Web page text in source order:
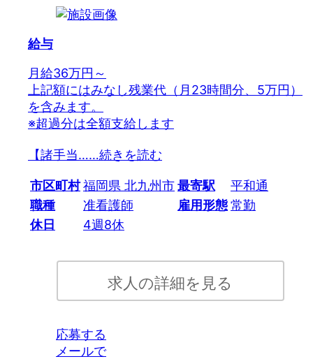
給与
月給36万円～
上記額にはみなし残業代（月23時間分、5万円）
を含みます。
※超過分は全額支給します
【諸手当……続きを読む
市区町村福岡県 北九州市最寄駅
平和通
職種
准看護師 雇用形態常勤
休日
4週8休
求人の詳細を見る
応募する
メールで